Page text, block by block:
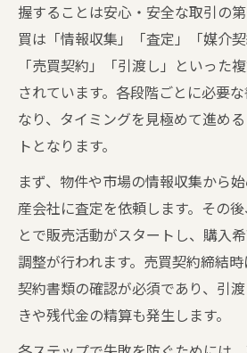
握することは安心・安全な取引の
買は「情報収集」「査定」「媒介契
「売買契約」「引渡し」といった
されています。各段階ごとに必要
なり、タイミングを見極めて進め
トとなります。
まず、物件や市場の情報収集から
産会社に査定を依頼します。その
とで販売活動がスタートし、購入
調整が行われます。売買契約締結
契約書類の確認が必須であり、引
きや残代金の精算も発生します。